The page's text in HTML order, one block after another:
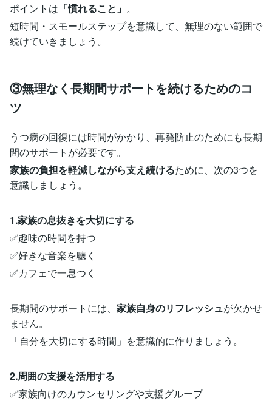
ポイントは 「慣れること」 。
短時間・スモールステップを意識して、無理のない範囲で
続けていきましょう。
③無理なく長期間サポートを続けるためのコ
ツ
うつ病の回復には時間がかかり、再発防止のためにも長期
間のサポートが必要です。
家族の負担を軽減しながら支え続けるために、次の3つを
意識しましょう。
1.家族の息抜きを大切にする
✅趣味の時間を持つ
✅好きな音楽を聴く
✅カフェで一息つく
長期間のサポートには、 家族自身のリフレッシュが欠かせ
ません。
「自分を大切にする時間」を意識的に作りましょう。
2.周囲の支援を活用する
✅家族向けのカウンセリングや支援グループ